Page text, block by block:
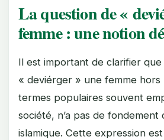
La question de «
femme : une notion
Il est important de clarifier
« deviérger » une femme hors
termes populaires souvent
société, n’a pas de fondement
islamique. Cette expression